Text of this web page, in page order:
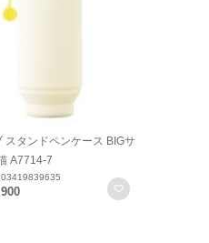
スタンドペンケース BIGサ
A7714-7